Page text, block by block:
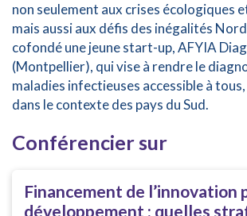
non seulement aux crises écologiques
mais aussi aux défis des inégalités
cofondé une jeune start-up, AFYIA
(Montpellier), qui vise à rendre le
maladies infectieuses accessible à
dans le contexte des pays du Sud.
Conférencier sur
Financement de l’innovation
développement : quelles